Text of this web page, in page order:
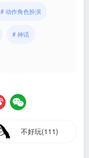
# 动作角色扮演
# 神话
不好玩(111)